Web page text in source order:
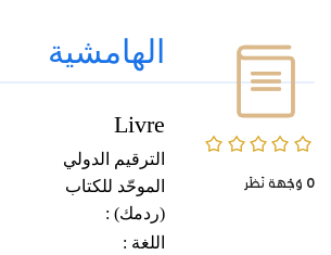
0/5
0 وُجْهَة نَظَر
الهامشية
Livre
الترقيم الدولي
الموحّد للكتاب
(ردمك) :
اللغة :